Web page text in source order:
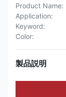
Product Name:
Application:
Keyword:
Color:
製品説明